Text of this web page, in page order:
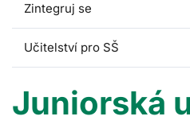
Zintegruj se
Učitelství pro SŠ
Juniorská